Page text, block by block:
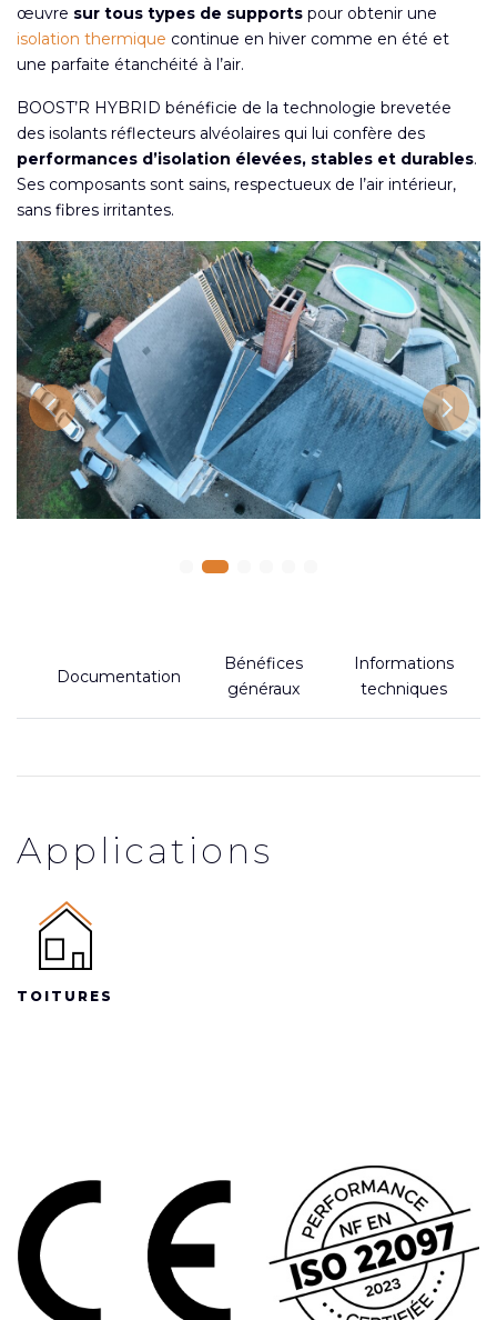
œuvre sur tous types de supports pour obtenir une
isolation thermique continue en hiver comme en été et
une parfaite étanchéité à l’air.
BOOST’R HYBRID bénéficie de la technologie brevetée
des isolants réflecteurs alvéolaires qui lui confère des
performances d’isolation élevées, stables et durables.
Ses composants sont sains, respectueux de l’air intérieur,
sans fibres irritantes.
Previous Next
Documentation
Bénéfices
généraux
Informations
techniques
Applications
TOITURES